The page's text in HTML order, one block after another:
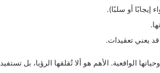
إيجابًا أو سلبًا).
قد يعني تعقيدات.
الواقعية. الأهم هو ألا تُقلقها الرؤيا، بل تستفيد